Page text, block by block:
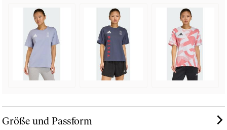
Größe und Passform